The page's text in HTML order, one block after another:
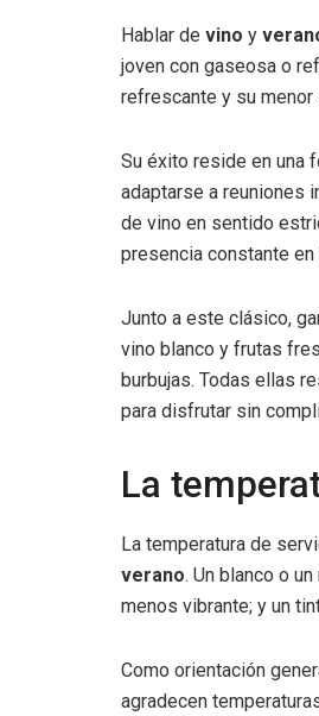
Hablar de vino y
joven con gaseosa o
refrescante y su
Su éxito reside en una
adaptarse a reuniones
de vino en sentido
presencia constante
Junto a este clásico,
vino blanco y frutas
burbujas. Todas ellas
para disfrutar sin
La
La temperatura de
verano. Un blanco o
menos vibrante; y un
Como orientación
agradecen